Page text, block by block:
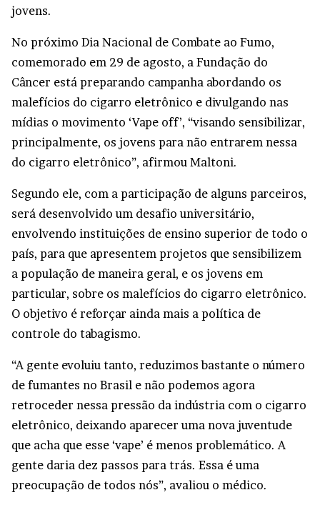
jovens.
No próximo Dia Nacional de Combate ao Fumo,
comemorado em 29 de agosto, a Fundação do
Câncer está preparando campanha abordando os
malefícios do cigarro eletrônico e divulgando nas
mídias o movimento ‘Vape off’, “visando sensibilizar,
principalmente, os jovens para não entrarem nessa
do cigarro eletrônico”, afirmou Maltoni.
Segundo ele, com a participação de alguns parceiros,
será desenvolvido um desafio universitário,
envolvendo instituições de ensino superior de todo o
país, para que apresentem projetos que sensibilizem
a população de maneira geral, e os jovens em
particular, sobre os malefícios do cigarro eletrônico.
O objetivo é reforçar ainda mais a política de
controle do tabagismo.
“A gente evoluiu tanto, reduzimos bastante o número
de fumantes no Brasil e não podemos agora
retroceder nessa pressão da indústria com o cigarro
eletrônico, deixando aparecer uma nova juventude
que acha que esse ‘vape’ é menos problemático. A
gente daria dez passos para trás. Essa é uma
preocupação de todos nós”, avaliou o médico.